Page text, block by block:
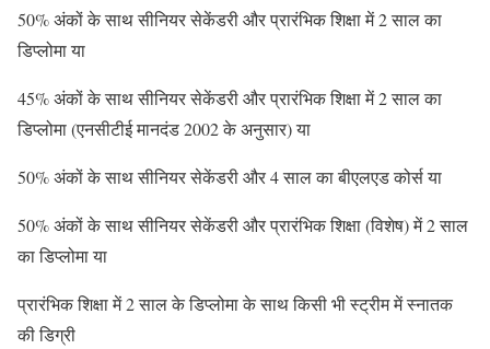
50% अंकों के साथ सीनियर सेकेंडरी और प्रारंभिक शिक्षा में 2 साल का
डिप्लोमा या
45% अंकों के साथ सीनियर सेकेंडरी और प्रारंभिक शिक्षा में 2 साल का
डिप्लोमा (एनसीटीई मानदंड 2002 के अनुसार) या
50% अंकों के साथ सीनियर सेकेंडरी और 4 साल का बीएलएड कोर्स या
50% अंकों के साथ सीनियर सेकेंडरी और प्रारंभिक शिक्षा (विशेष) में 2 साल
का डिप्लोमा या
प्रारंभिक शिक्षा में 2 साल के डिप्लोमा के साथ किसी भी स्ट्रीम में स्नातक
की डिग्री